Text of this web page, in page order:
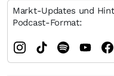
Markt-Updates und
Podcast-Format: